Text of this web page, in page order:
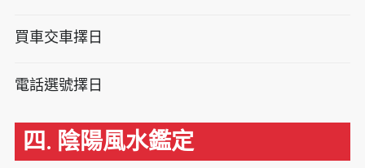
買車交車擇日
電話選號擇日
四. 陰陽風水鑑定